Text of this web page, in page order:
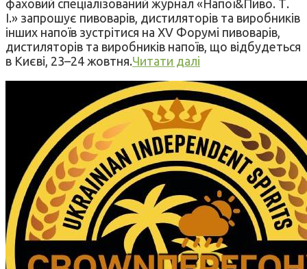
фаховий спеціалізований журнал «Напої&Пиво. Т.
І.» запрошує пивоварів, дистиляторів та виробників
інших напоїв зустрітися на XV Форумі пивоварів,
дистиляторів та виробників напоїв, що відбудеться
в Києві, 23–24 жовтня.Читати далі